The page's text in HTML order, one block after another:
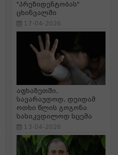
"პრეზიდენტობას"
ცხინვალში
17-04-2026
აფხაზეთში,
სავარაუდოდ, დეიდამ
ოთხი წლის გოგონა
სასიკვდილოდ სცემა
13-04-2026